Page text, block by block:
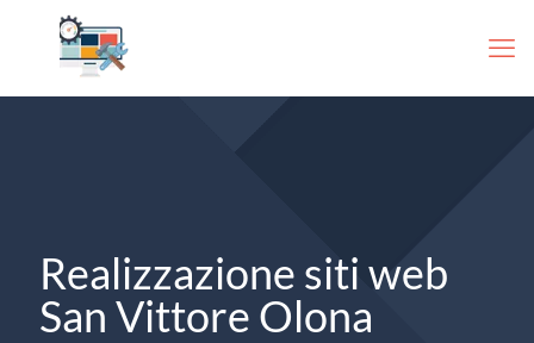
Realizzazione siti web
San Vittore Olona